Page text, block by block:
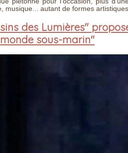
musique... autant de formes
des Lumières"
sous-marin"